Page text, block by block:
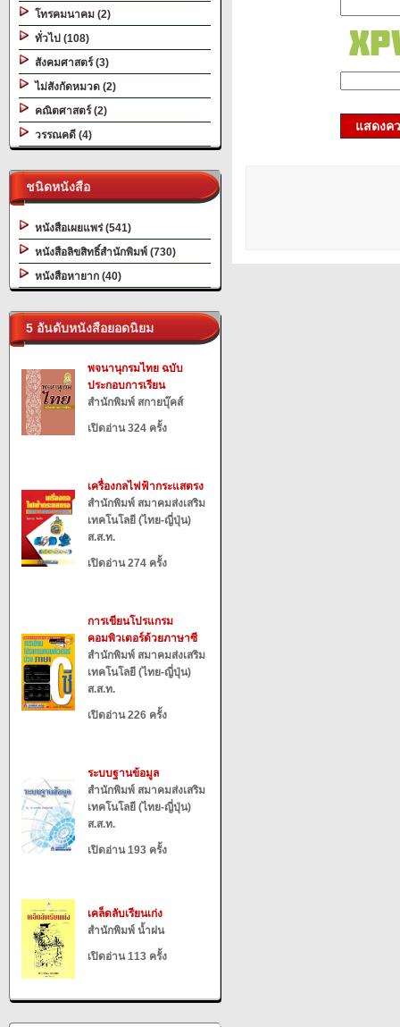
โทรคมนาคม (2)
ทั่วไป (108)
สังคมศาสตร์ (3)
ไม่สังกัดหมวด (2)
คณิตศาสตร์ (2)
วรรณคดี (4)
ชนิดหนังสือ
หนังสือเผยแพร่ (541)
หนังสือลิขสิทธิ์สำนักพิมพ์ (730)
หนังสือหายาก (40)
5 อันดับหนังสือยอดนิยม
พจนานุกรมไทย ฉบับ
ประกอบการเรียน
สำนักพิมพ์ สกายบุ๊คส์
เปิดอ่าน 324 ครั้ง
เครื่องกลไฟฟ้ากระแสตรง
สำนักพิมพ์ สมาคมส่งเสริม
เทคโนโลยี (ไทย-ญี่ปุ่น)
ส.ส.ท.
เปิดอ่าน 274 ครั้ง
การเขียนโปรแกรม
คอมพิวเตอร์ด้วยภาษาซี
สำนักพิมพ์ สมาคมส่งเสริม
เทคโนโลยี (ไทย-ญี่ปุ่น)
ส.ส.ท.
เปิดอ่าน 226 ครั้ง
ระบบฐานข้อมูล
สำนักพิมพ์ สมาคมส่งเสริม
เทคโนโลยี (ไทย-ญี่ปุ่น)
ส.ส.ท.
เปิดอ่าน 193 ครั้ง
เคล็ดลับเรียนเก่ง
สำนักพิมพ์ น้ำฝน
เปิดอ่าน 113 ครั้ง
แสดงค